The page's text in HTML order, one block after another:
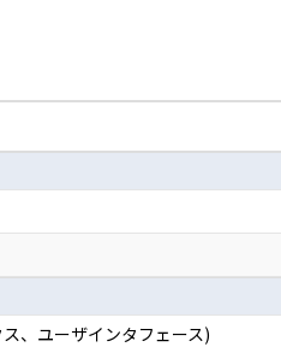
、ユーザインタフェース)